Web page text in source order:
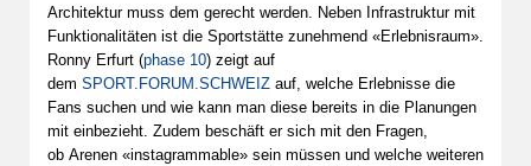
Architektur muss dem gerecht werden. Neben Infrastruktur mit
Funktionalitäten ist die Sportstätte zunehmend «Erlebnisraum».
Ronny Erfurt (phase 10) zeigt auf
dem SPORT.FORUM.SCHWEIZ auf, welche Erlebnisse die
Fans suchen und wie kann man diese bereits in die Planungen
mit einbezieht. Zudem beschäft er sich mit den Fragen,
ob Arenen «instagrammable» sein müssen und welche weiteren